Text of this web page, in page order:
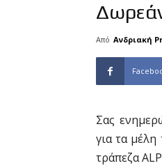
Από Ανδριακή
Σας
για τα
τράπεζα